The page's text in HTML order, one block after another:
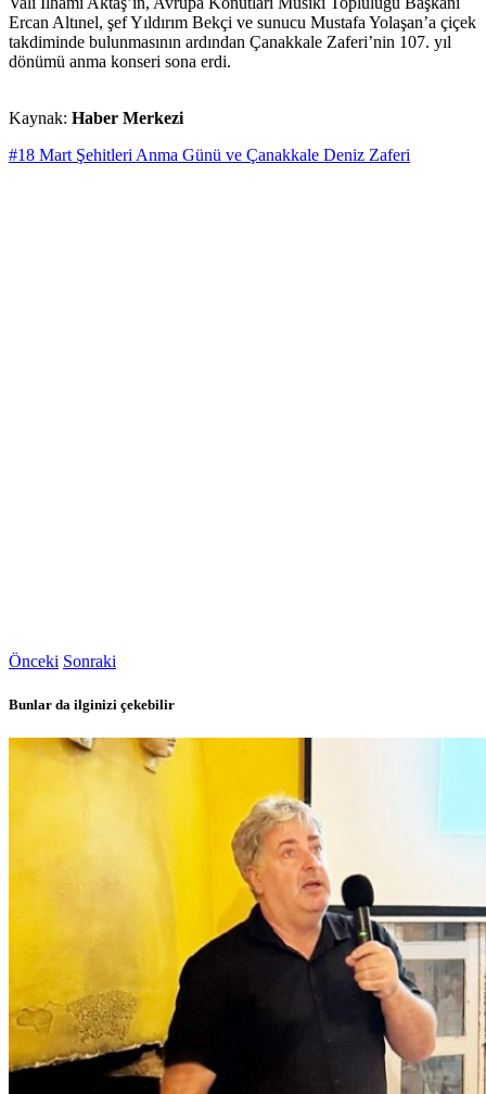
Ercan Altınel, şef Yıldırım Bekçi ve sunucu Mustafa Yolaşan’a çiçek
takdiminde bulunmasının ardından Çanakkale Zaferi’nin 107. yıl
dönümü anma konseri sona erdi.
Kaynak: Haber Merkezi
#18 Mart Şehitleri Anma Günü ve Çanakkale Deniz Zaferi
Önceki Sonraki
Bunlar da ilginizi çekebilir